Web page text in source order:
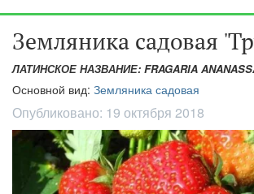
Земляника садовая
ЛАТИНСКОЕ НАЗВАНИЕ: FRAGARIA
Основной вид: Земляника садовая
Опубликовано: 19 октября 2018